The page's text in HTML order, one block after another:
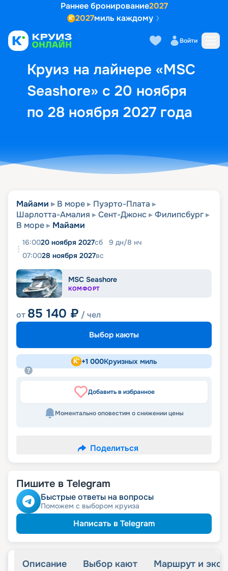
Раннее бронирование2027
2027миль каждому
Войти
Круиз на лайнере «MSC
Seashore» с 20 ноября
по 28 ноября 2027 года
Выбор кают Маршрут и
Майами В море
Пуэрто-Плата
Шарлотта-Амалия
Сент-Джонс
Филипсбург
В море
Майами
16:0020 ноября 2027сб 9 дн/8 нч
07:0028 ноября 2027вс
MSC Seashore
КОМФОРТ
от 85 140 ₽ / чел
Выбор каюты
+1 000Круизных миль
Добавить в избранное
Моментально оповестим о снижении цены
Поделиться
Пишите в Telegram
Быстрые ответы на вопросы
Поможем с выбором круиза
Написать в Telegram
Описание Выбор кают Маршрут и